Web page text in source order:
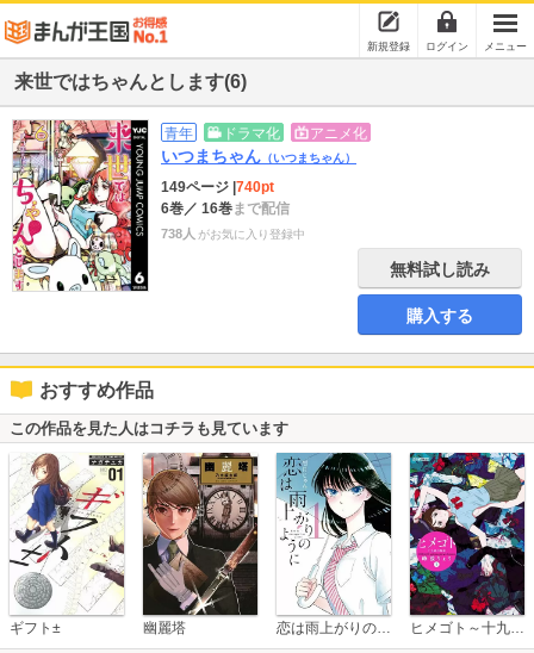
新規登録 ログイン メニュー
来世ではちゃんとします(6)
青年 ドラマ化 アニメ化
いつまちゃん （いつまちゃん）
149ページ 740pt
6巻／ 16巻まで配信
738人 がお気に入り登録中
無料試し読み
購入する
おすすめ作品
この作品を見た人はコチラも見ています
ギフト± 幽麗塔 恋は雨上がりのように ヒメゴト～十九歳の制服～